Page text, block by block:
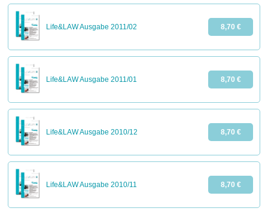
Life&LAW Ausgabe 2011/02 8,70 €
Life&LAW Ausgabe 2011/01 8,70 €
Life&LAW Ausgabe 2010/12 8,70 €
Life&LAW Ausgabe 2010/11 8,70 €